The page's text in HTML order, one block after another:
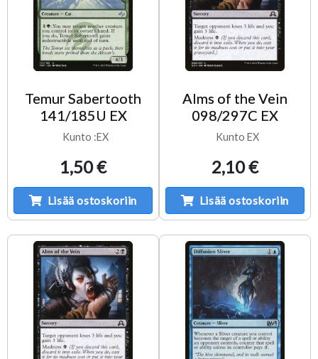
Temur Sabertooth
141/185U EX
Kunto :EX
1,50 €
Lisää ostoskoriin
Alms of the Vein
098/297C EX
Kunto EX
2,10 €
Lisää ostoskoriin